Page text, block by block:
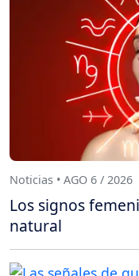
Noticias • AGO 6 / 2026
Los signos
natural